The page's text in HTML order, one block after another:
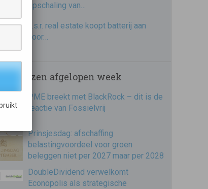
opschaling van…
a.s.r. real estate koopt batterij aan
voor…
gelezen afgelopen week
PME breekt met BlackRock – dit is de
reactie van Fossielvrij
Prinsjesdag: afschaffing
belastingvoordeel voor groen
beleggen niet per 2027 maar per 2028
DoubleDividend verwelkomt
Econopolis als strategische